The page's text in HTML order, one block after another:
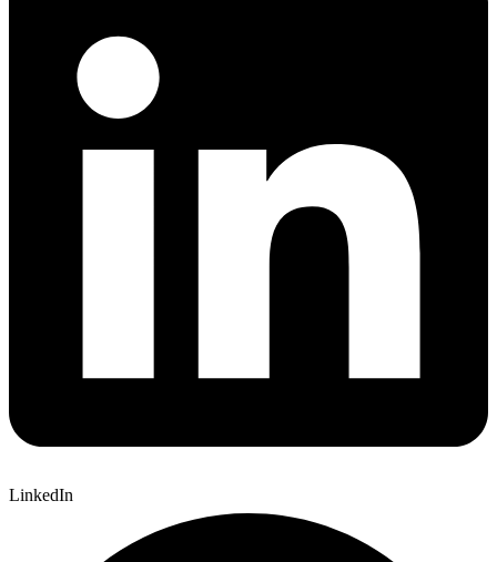
LinkedIn